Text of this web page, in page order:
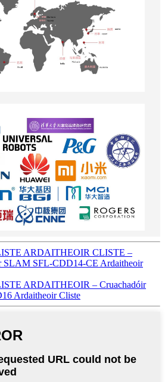
ARDAITHEOIR CLISTE –
SLAM SFL-CDD14-CE Ardaitheoir
ARDAITHEOIR – Cruachadóir
Ardaitheoir Cliste